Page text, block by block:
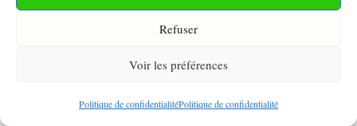
Refuser
Voir les préférences
Politique de confidentialitéPolitique de confidentialité
EXTRÊME-ORIENT
Hong-Kong, un 16
pour le RCEP ? Patrick Hébert, Asie 21